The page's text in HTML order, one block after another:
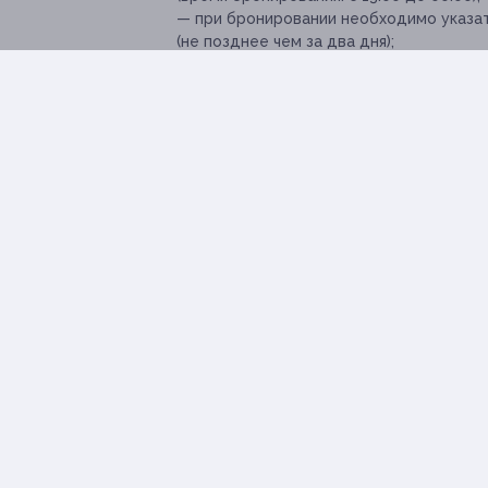
— при бронировании необходимо
(не позднее чем за два дня);